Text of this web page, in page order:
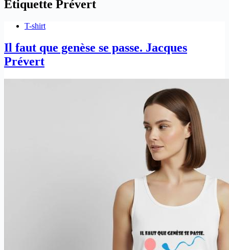
Étiquette Prévert
T-shirt
Il faut que genèse se passe. Jacques
Prévert